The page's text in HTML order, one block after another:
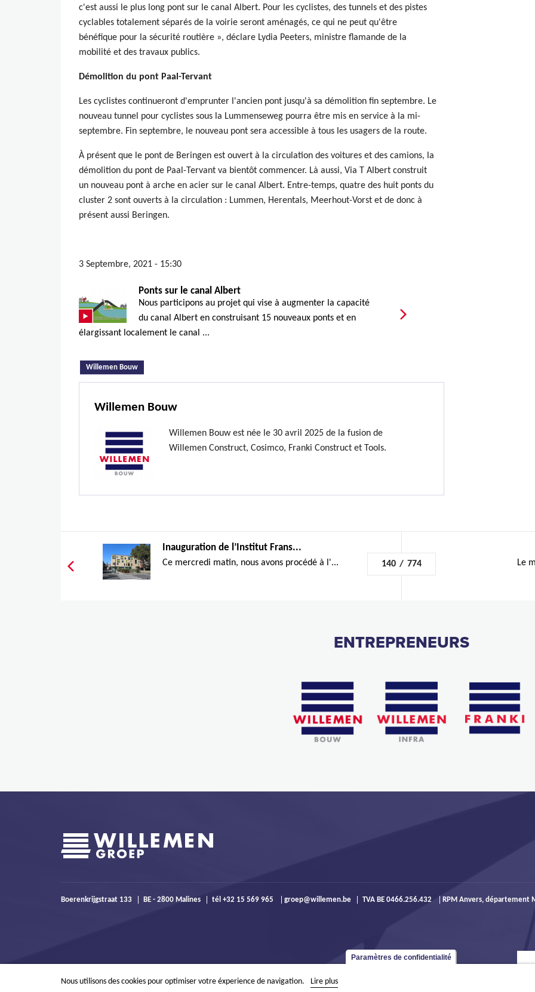
c'est aussi le plus long pont sur le canal Albert. Pour les cyclistes, des tunnels et des pistes
cyclables totalement séparés de la voirie seront aménagés, ce qui ne peut qu'être
bénéfique pour la sécurité routière », déclare Lydia Peeters, ministre flamande de la
mobilité et des travaux publics.
Démolition du pont Paal-Tervant
Les cyclistes continueront d'emprunter l'ancien pont jusqu'à sa démolition fin septembre. Le
nouveau tunnel pour cyclistes sous la Lummenseweg pourra être mis en service à la mi-
septembre. Fin septembre, le nouveau pont sera accessible à tous les usagers de la route.
À présent que le pont de Beringen est ouvert à la circulation des voitures et des camions, la
démolition du pont de Paal-Tervant va bientôt commencer. Là aussi, Via T Albert construit
un nouveau pont à arche en acier sur le canal Albert. Entre-temps, quatre des huit ponts du
cluster 2 sont ouverts à la circulation : Lummen, Herentals, Meerhout-Vorst et de donc à
présent aussi Beringen.
3 Septembre, 2021 - 15:30
Ponts sur le canal Albert
Nous participons au projet qui vise à augmenter la capacité
du canal Albert en construisant 15 nouveaux ponts et en
élargissant localement le canal ...
Willemen Bouw
Willemen Bouw
Willemen Bouw est née le 30 avril 2025 de la fusion de
Willemen Construct, Cosimco, Franki Construct et Tools.
Inauguration de l’Institut Frans...
Ce mercredi matin, nous avons procédé à l'... 140 / 774 Le
ENTREPRENEURS
Boerenkrijgstraat 133 BE - 2800 Malines tél +32 15 569 965 groep@willemen.be TVA BE 0466.256.432 RPM Anvers, département
Paramètres de confidentialité
Nous utilisons des cookies pour optimiser votre éxperience de navigation. Lire plus